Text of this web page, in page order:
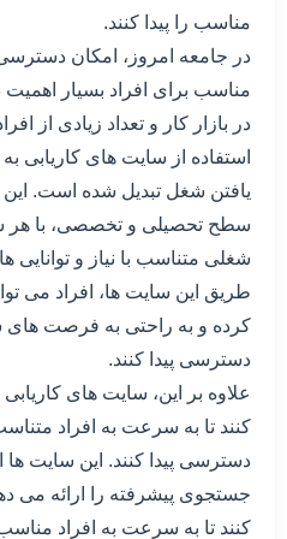
مناسب را پیدا کنند.
در جامعه امروز، امکان
مناسب برای افراد بسیار اهمیت
در بازار کار و تعداد زیادی از
استفاده از سایت های کاریابی
یافتن شغل تبدیل شده است. این
سطح تحصیلی و تخصصی، با هر
شغلی متناسب با نیاز و توانایی
طریق این سایت ها، افراد می
کرده و به راحتی به فرصت
دسترسی پیدا کنند.
علاوه بر این، سایت های
کنند تا به سرعت به افراد
دسترسی پیدا کنند. این سایت ها
جستجوی پیشرفته را ارائه می
کنند تا به سرعت به افراد